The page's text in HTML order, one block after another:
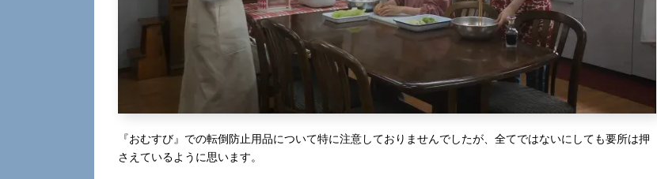
『おむすび』での転倒防止用品について特に注意しておりませんでしたが、全てではないにしても要所は押
さえているように思います。